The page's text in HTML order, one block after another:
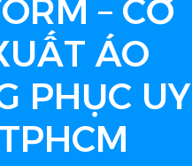
– CƠ
ÁO
PHỤC UY